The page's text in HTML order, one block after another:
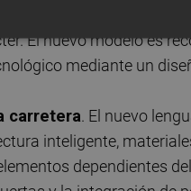
frontal atractivo y una
El nuevo modelo es
mediante un
carretera. El nuevo
inteligente,
dependientes